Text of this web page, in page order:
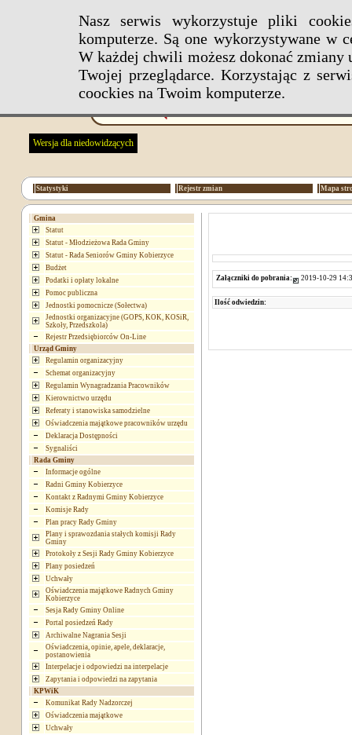
Nasz serwis wykorzystuje pliki
komputerze. Są one wykorzystywane w
W każdej chwili możesz dokonać
Twojej przeglądarce. Korzystając z
coockies na Twoim komputerze.
Wersja dla niedowidzących
Statystyki Rejestr zmian Mapa
Gmina
Statut
Statut - Młodzieżowa Rada Gminy
Statut - Rada Seniorów Gminy Kobierzyce
Budżet
Podatki i opłaty lokalne
Pomoc publiczna
Jednostki pomocnicze (Sołectwa)
Jednostki organizacyjne (GOPS, KOK, KOSiR,
Szkoły, Przedszkola)
Rejestr Przedsiębiorców On-Line
Urząd Gminy
Regulamin organizacyjny
Schemat organizacyjny
Regulamin Wynagradzania Pracowników
Kierownictwo urzędu
Referaty i stanowiska samodzielne
Oświadczenia majątkowe pracowników urzędu
Deklaracja Dostępności
Sygnaliści
Rada Gminy
Informacje ogólne
Radni Gminy Kobierzyce
Kontakt z Radnymi Gminy Kobierzyce
Komisje Rady
Plan pracy Rady Gminy
Plany i sprawozdania stałych komisji Rady
Gminy
Protokoły z Sesji Rady Gminy Kobierzyce
Plany posiedzeń
Uchwały
Oświadczenia majątkowe Radnych Gminy
Kobierzyce
Sesja Rady Gminy Online
Portal posiedzeń Rady
Archiwalne Nagrania Sesji
Oświadczenia, opinie, apele, deklaracje,
postanowienia
Interpelacje i odpowiedzi na interpelacje
Zapytania i odpowiedzi na zapytania
KPWiK
Komunikat Rady Nadzorczej
Oświadczenia majątkowe
Uchwały
Załączniki do pobrania: 2019-10-29
Ilość odwiedzin: